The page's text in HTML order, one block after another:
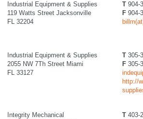
Industrial Equipment & Supplies
119 Watts Street Jacksonville
FL 32204
T 904-
F 904-
Industrial Equipment & Supplies
2055 NW 7Th Street Miami
FL 33127
T 305-
F 305-
http://
Integrity Mechanical
T 403-